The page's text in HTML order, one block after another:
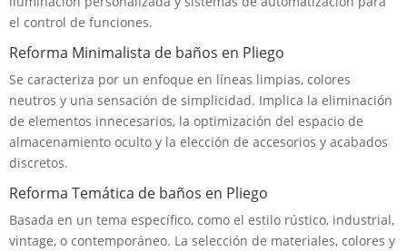
el control de funciones.
Reforma Minimalista de baños en Pliego
Se caracteriza por un enfoque en líneas limpias, colores
neutros y una sensación de simplicidad. Implica la eliminación
de elementos innecesarios, la optimización del espacio de
almacenamiento oculto y la elección de accesorios y acabados
discretos.
Reforma Temática de baños en Pliego
Basada en un tema específico, como el estilo rústico, industrial,
vintage, o contemporáneo. La selección de materiales, colores y